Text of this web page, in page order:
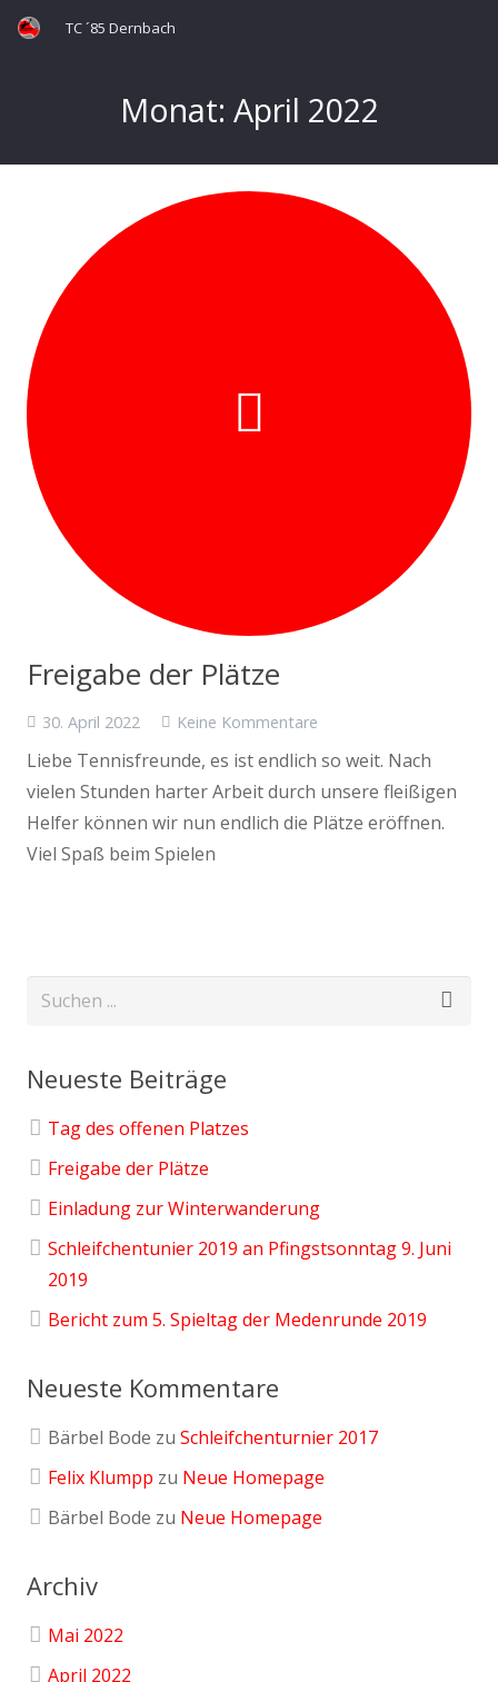
TC ´85 Dernbach
Monat: April 2022
Freigabe der Plätze
30. April 2022 Keine Kommentare
Liebe Tennisfreunde, es ist endlich so weit. Nach
vielen Stunden harter Arbeit durch unsere fleißigen
Helfer können wir nun endlich die Plätze eröffnen.
Viel Spaß beim Spielen
Neueste Beiträge
Tag des offenen Platzes
Freigabe der Plätze
Einladung zur Winterwanderung
Schleifchentunier 2019 an Pfingstsonntag 9. Juni
2019
Bericht zum 5. Spieltag der Medenrunde 2019
Neueste Kommentare
Bärbel Bode zuSchleifchenturnier 2017
Felix Klumpp zu Neue Homepage
Bärbel Bode zu Neue Homepage
Archiv
Mai 2022
April 2022